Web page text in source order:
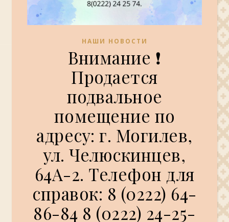
НАШИ НОВОСТИ
Внимание ❗
Продается
подвальное
помещение по
адресу: г. Могилев,
ул. Челюскинцев,
64А-2. Телефон для
справок: 8 (0222) 64-
86-84 8 (0222) 24-25-